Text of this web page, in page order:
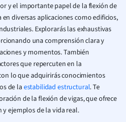
y el importante papel de la flexión de
diversas aplicaciones como edificios,
Explorarás las exhaustivas
una comprensión clara y
y momentos. También
que repercuten en la
lo que adquirirás conocimientos
de la estabilidad estructural. Te
de la flexión de vigas, que ofrece
y ejemplos de la vida real.